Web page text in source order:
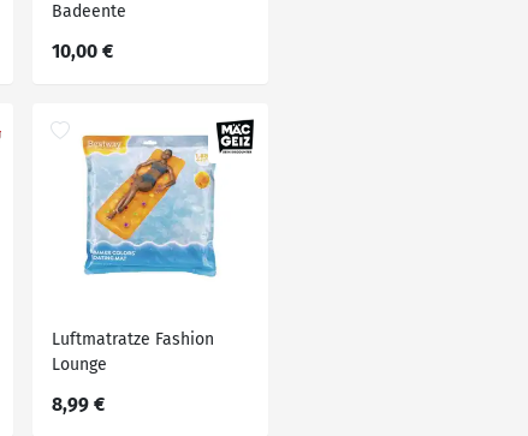
Badeente
10,00 €
Luftmatratze Fashion
Lounge
8,99 €